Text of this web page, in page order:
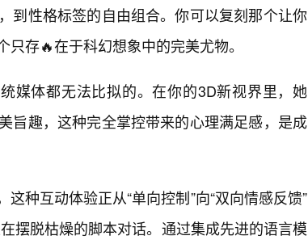
到性格标签的自由组合。你可以复刻那个让你
存🔥在于科幻想象中的完美尤物。
媒体都无法比拟的。在你的3D新视界里，她
旨趣，这种完全掌控带来的心理满足感，是成
种互动体验正从“单向控制”向“双向情感反馈”
摆脱枯燥的脚本对话。通过集成先进的语言模